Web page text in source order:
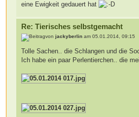
eine Ewigkeit gedauert hat
Re: Tierisches selbstgemacht
vonjackyberlin am 05.01.2014, 09:15
Tolle Sachen.. die Schlangen und die
Ich habe ein paar Perlentierchen.. die